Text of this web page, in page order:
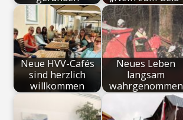
Neue HVV-Cafés
sind herzlich
willkommen
Neues Leben
langsam
wahrgenommen